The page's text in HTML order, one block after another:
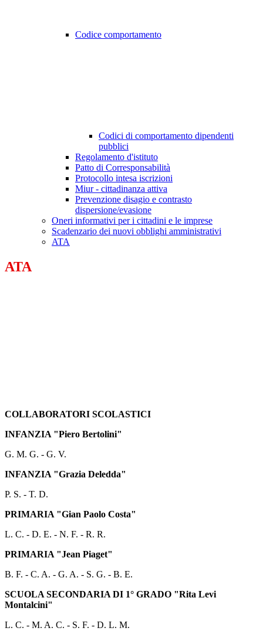
Codice comportamento
Codici di comportamento dipendenti
pubblici
Regolamento d'istituto
Patto di Corresponsabilità
Protocollo intesa iscrizioni
Miur - cittadinanza attiva
Prevenzione disagio e contrasto
dispersione/evasione
Oneri informativi per i cittadini e le imprese
Scadenzario dei nuovi obblighi amministrativi
ATA
ATA
COLLABORATORI SCOLASTICI
INFANZIA "Piero Bertolini"
G. M. G. - G. V.
INFANZIA "Grazia Deledda"
P. S. - T. D.
PRIMARIA "Gian Paolo Costa"
L. C. - D. E. - N. F. - R. R.
PRIMARIA "Jean Piaget"
B. F. - C. A. - G. A. - S. G. - B. E.
SCUOLA SECONDARIA DI 1° GRADO "Rita Levi
Montalcini"
L. C. - M. A. C. - S. F. - D. L. M.